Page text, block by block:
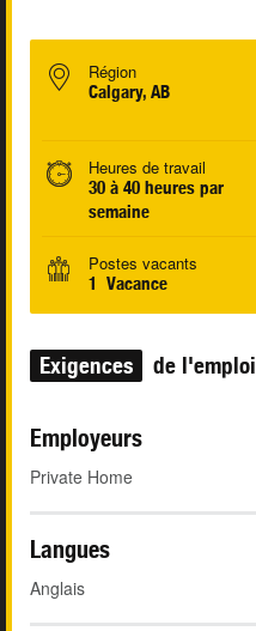
Région
Calgary, AB
Heures de travail
30 à 40 heures par
semaine
Postes vacants
1 Vacance
Exigences de l'emploi
Employeurs
Private Home
Langues
Anglais